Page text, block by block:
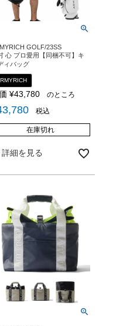
GOLF/23SS
心 プロ愛用【同梱不可】キ
ィバッグ
¥43,780 のところ
税込
在庫切れ
詳細を見る